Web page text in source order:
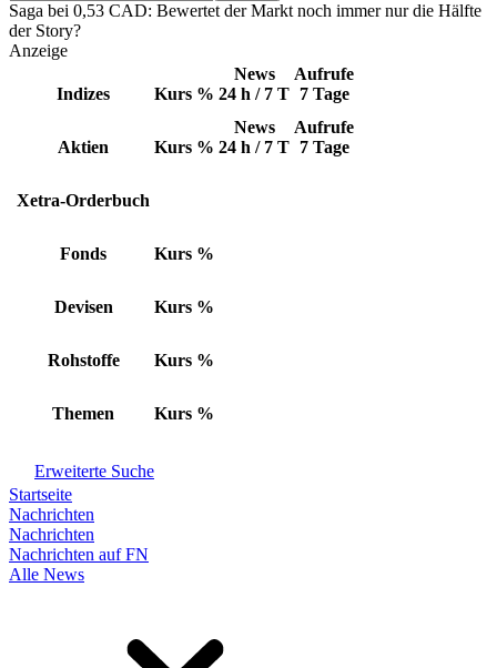
Saga bei 0,53 CAD: Bewertet der Markt noch immer nur die Hälfte
der Story?
Anzeige
Indizes Kurs %
News
24 h / 7 T
Aufrufe
7 Tage
Aktien Kurs %
News
24 h / 7 T
Aufrufe
7 Tage
Xetra-Orderbuch
Fonds Kurs %
Devisen Kurs %
Rohstoffe Kurs %
Themen Kurs %
Erweiterte Suche
Startseite
Nachrichten
Nachrichten
Nachrichten auf FN
Alle News